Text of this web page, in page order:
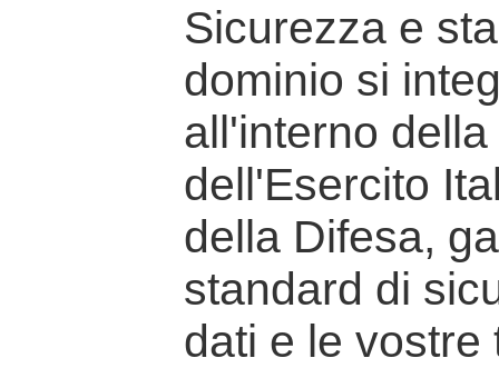
Sicurezza e
dominio si
all'interno
dell'Esercito
della Difesa,
standard di
dati e le vostre